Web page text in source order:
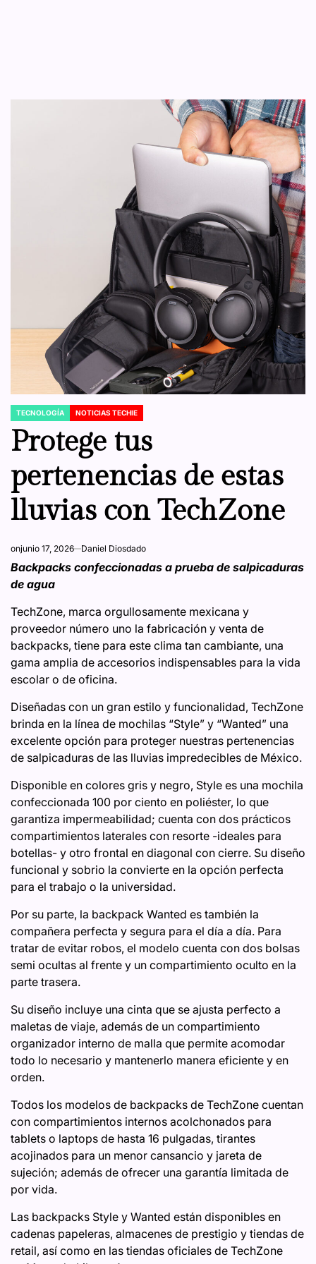
POSTED
IN
TECNOLOGÍA NOTICIAS TECHIE
Protege tus
pertenencias de estas
lluvias con TechZone
onjunio 17, 2026 Daniel Diosdado
Backpacks confeccionadas a prueba de salpicaduras
de agua
TechZone, marca orgullosamente mexicana y
proveedor número uno la fabricación y venta de
backpacks, tiene para este clima tan cambiante, una
gama amplia de accesorios indispensables para la vida
escolar o de oficina.
Diseñadas con un gran estilo y funcionalidad, TechZone
brinda en la línea de mochilas “Style” y “Wanted” una
excelente opción para proteger nuestras pertenencias
de salpicaduras de las lluvias impredecibles de México.
Disponible en colores gris y negro, Style es una mochila
confeccionada 100 por ciento en poliéster, lo que
garantiza impermeabilidad; cuenta con dos prácticos
compartimientos laterales con resorte -ideales para
botellas- y otro frontal en diagonal con cierre. Su diseño
funcional y sobrio la convierte en la opción perfecta
para el trabajo o la universidad.
Por su parte, la backpack Wanted es también la
compañera perfecta y segura para el día a día. Para
tratar de evitar robos, el modelo cuenta con dos bolsas
semi ocultas al frente y un compartimiento oculto en la
parte trasera.
Su diseño incluye una cinta que se ajusta perfecto a
maletas de viaje, además de un compartimiento
organizador interno de malla que permite acomodar
todo lo necesario y mantenerlo manera eficiente y en
orden.
Todos los modelos de backpacks de TechZone cuentan
con compartimientos internos acolchonados para
tablets o laptops de hasta 16 pulgadas, tirantes
acojinados para un menor cansancio y jareta de
sujeción; además de ofrecer una garantía limitada de
por vida.
Las backpacks Style y Wanted están disponibles en
cadenas papeleras, almacenes de prestigio y tiendas de
retail, así como en las tiendas oficiales de TechZone